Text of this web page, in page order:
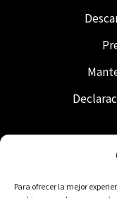
Para ofrecer la mejor